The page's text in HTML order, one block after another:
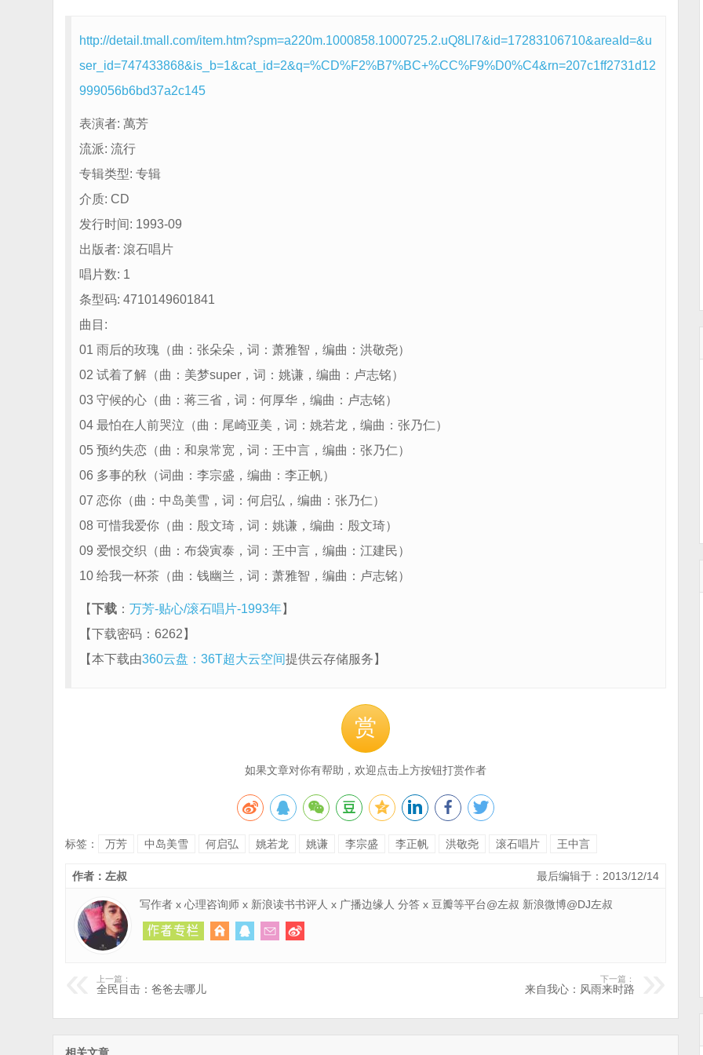
http://detail.tmall.com/item.htm?spm=a220m.1000858.1000725.2.uQ8Ll7&id=17283106710&areaId=&u
ser_id=747433868&is_b=1&cat_id=2&q=%CD%F2%B7%BC+%CC%F9%D0%C4&rn=207c1ff2731d12
999056b6bd37a2c145
表演者: 萬芳
流派: 流行
专辑类型: 专辑
介质: CD
发行时间: 1993-09
出版者: 滾石唱片
唱片数: 1
条型码: 4710149601841
曲目:
01 雨后的玫瑰（曲：张朵朵，词：萧雅智，编曲：洪敬尧）
02 试着了解（曲：美梦super，词：姚谦，编曲：卢志铭）
03 守候的心（曲：蒋三省，词：何厚华，编曲：卢志铭）
04 最怕在人前哭泣（曲：尾崎亚美，词：姚若龙，编曲：张乃仁）
05 预约失恋（曲：和泉常宽，词：王中言，编曲：张乃仁）
06 多事的秋（词曲：李宗盛，编曲：李正帆）
07 恋你（曲：中岛美雪，词：何启弘，编曲：张乃仁）
08 可惜我爱你（曲：殷文琦，词：姚谦，编曲：殷文琦）
09 爱恨交织（曲：布袋寅泰，词：王中言，编曲：江建民）
10 给我一杯茶（曲：钱幽兰，词：萧雅智，编曲：卢志铭）
【下载 ：万芳-贴心/滚石唱片-1993年】
【下载密码：6262 】
【本下载由360云盘：36T超大云空间提供云存储服务】
赏
如果文章对你有帮助，欢迎点击上方按钮打赏作者
标签： 万芳 中岛美雪 何启弘 姚若龙 姚谦 李宗盛 李正帆 洪敬尧 滚石唱片 王中言
最后编辑于：2013/12/14
作者：左叔
写作者 x 心理咨询师 x 新浪读书书评人 x 广播边缘人 分答 x 豆瓣等平台@左叔 新浪微博@DJ左叔
上一篇：
全民目击：爸爸去哪儿
下一篇：
来自我心：风雨来时路